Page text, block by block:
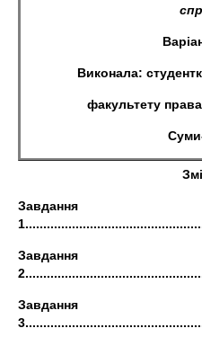
Виконала:
факультету
Завдання
Завдання
Завдання